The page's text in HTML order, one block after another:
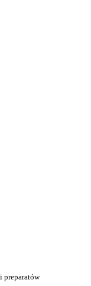
preparatów